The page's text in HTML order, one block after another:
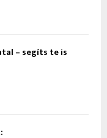
– segíts te is